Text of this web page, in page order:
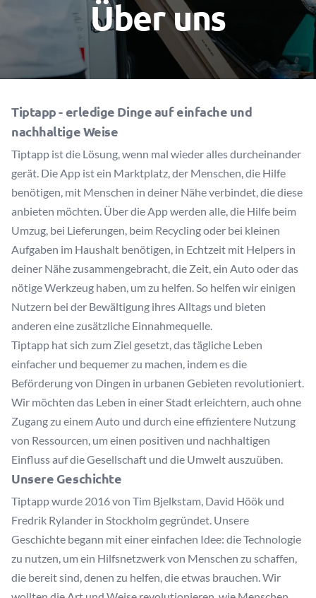
Über uns
Tiptapp - erledige Dinge auf einfache und
nachhaltige Weise
Tiptapp ist die Lösung, wenn mal wieder alles durcheinander
gerät. Die App ist ein Marktplatz, der Menschen, die Hilfe
benötigen, mit Menschen in deiner Nähe verbindet, die diese
anbieten möchten. Über die App werden alle, die Hilfe beim
Umzug, bei Lieferungen, beim Recycling oder bei kleinen
Aufgaben im Haushalt benötigen, in Echtzeit mit Helpers in
deiner Nähe zusammengebracht, die Zeit, ein Auto oder das
nötige Werkzeug haben, um zu helfen. So helfen wir einigen
Nutzern bei der Bewältigung ihres Alltags und bieten
anderen eine zusätzliche Einnahmequelle.
Tiptapp hat sich zum Ziel gesetzt, das tägliche Leben
einfacher und bequemer zu machen, indem es die
Beförderung von Dingen in urbanen Gebieten revolutioniert.
Wir möchten das Leben in einer Stadt erleichtern, auch ohne
Zugang zu einem Auto und durch eine effizientere Nutzung
von Ressourcen, um einen positiven und nachhaltigen
Einfluss auf die Gesellschaft und die Umwelt auszuüben.
Unsere Geschichte
Tiptapp wurde 2016 von Tim Bjelkstam, David Höök und
Fredrik Rylander in Stockholm gegründet. Unsere
Geschichte begann mit einer einfachen Idee: die Technologie
zu nutzen, um ein Hilfsnetzwerk von Menschen zu schaffen,
die bereit sind, denen zu helfen, die etwas brauchen. Wir